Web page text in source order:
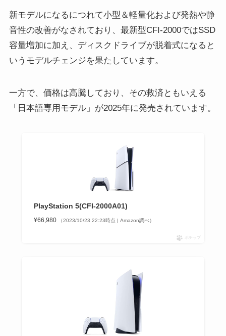
新モデルになるにつれて小型＆軽量化および発熱や静
音性の改善がなされており、最新型CFI-2000ではSSD
容量増加に加え、ディスクドライブが脱着式になると
いうモデルチェンジを果たしています。
一方で、価格は高騰しており、その救済ともいえる
「日本語専用モデル」が2025年に発売されています。
PlayStation 5(CFI-2000A01)
¥66,980 （2023/10/23 22:23時点 | Amazon調べ）
ポチップ